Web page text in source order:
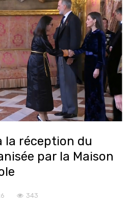
la réception du
par la Maison
343